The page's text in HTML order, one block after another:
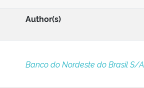
Author(s)
Banco do Nordeste do Brasil S/A